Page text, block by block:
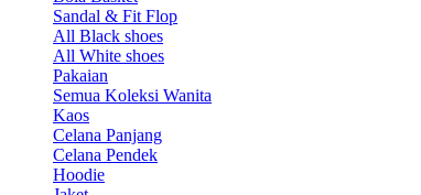
Sandal & Fit Flop
All Black shoes
All White shoes
Pakaian
Semua Koleksi Wanita
Kaos
Celana Panjang
Celana Pendek
Hoodie